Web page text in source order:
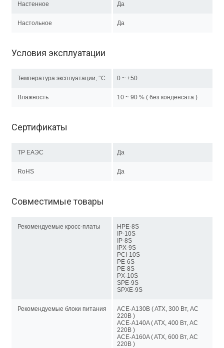
Настенное Да
Настольное Да
Условия эксплуатации
Температура эксплуатации, °C 0 ~ +50
Влажность 10 ~ 90 % ( без конденсата )
Сертификаты
ТР EAЭC Да
RoHS Да
Совместимые товары
Рекомендуемые кросс-платы
HPE-8S
IP-10S
IP-8S
IPX-9S
PCI-10S
PE-6S
PE-8S
PX-10S
SPE-9S
SPXE-9S
Рекомендуемые блоки питания
ACE-A130B ( ATX, 300 Вт, AC
220В )
ACE-A140A ( ATX, 400 Вт, AC
220В )
ACE-A160A ( ATX, 600 Вт, AC
220В )